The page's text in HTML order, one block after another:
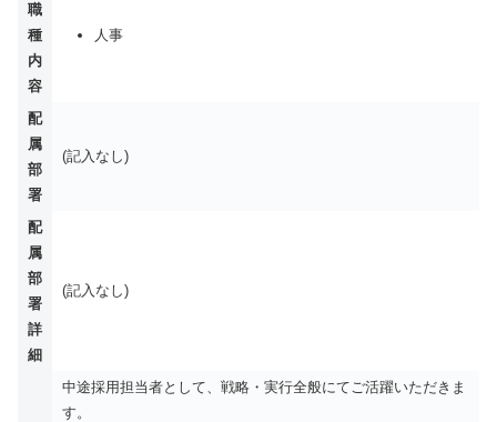
職
種
内
容
人事
配
属
部
署
(記入なし)
配
属
部
署
詳
細
(記入なし)
中途採用担当者として、戦略・実行全般にてご活躍いただきま
す。